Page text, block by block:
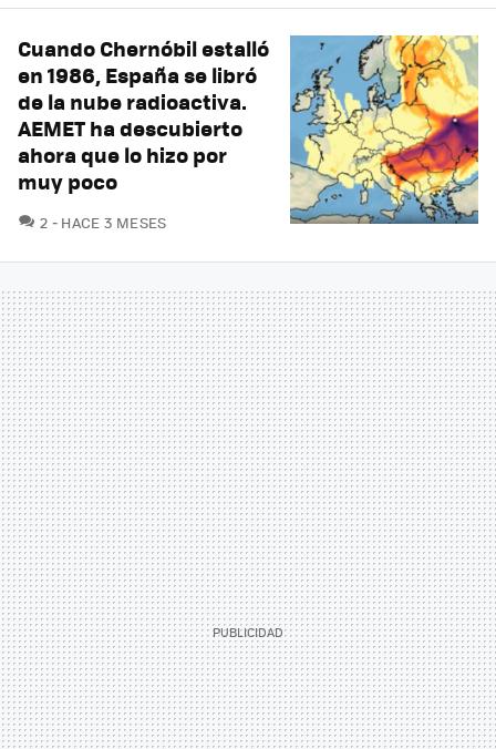
Cuando Chernóbil estalló
en 1986, España se libró
de la nube radioactiva.
AEMET ha descubierto
ahora que lo hizo por
muy poco
2 COMENTARIOS
HACE 3 MESES